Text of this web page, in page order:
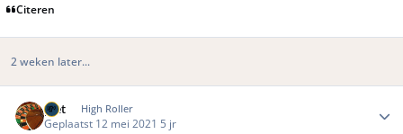
Citeren
2 weken later...
piet High Roller
Geplaatst 12 mei 2021 5 jr